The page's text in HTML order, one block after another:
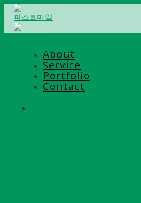
Skip
content
About
Service
Portfolio
Contact
강의/라이브